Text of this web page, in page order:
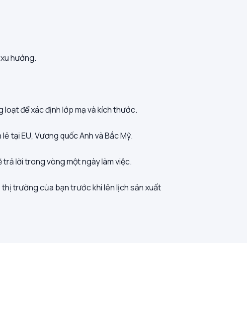
hướng.
để xác định lớp mạ và kích thước.
tại EU, Vương quốc Anh và Bắc Mỹ.
lời trong vòng một ngày làm việc.
trường của bạn trước khi lên lịch sản xuất